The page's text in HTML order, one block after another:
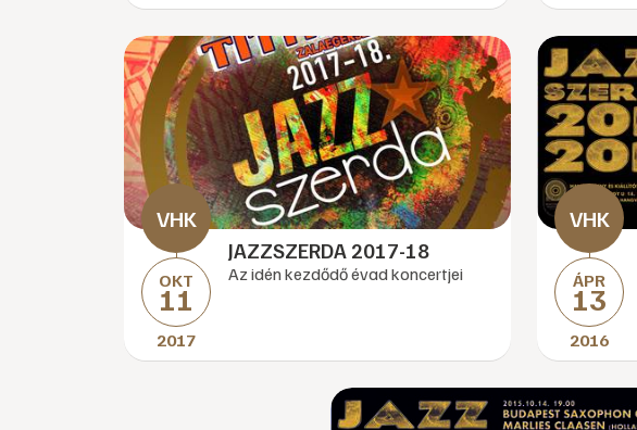
OKT
11
2017
JAZZSZERDA 2017-18
Az idén kezdődő évad koncertjei ÁPR
13
2016